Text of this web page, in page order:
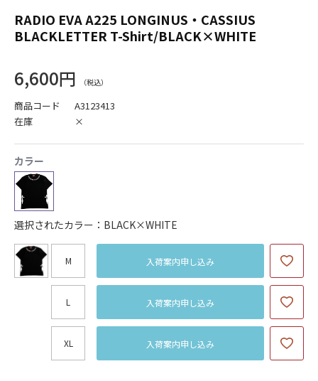
RADIO EVA A225 LONGINUS・CASSIUS
BLACKLETTER T-Shirt/BLACK×WHITE
6,600円
商品コード
A3123413
在庫
×
カラー
選択されたカラー：BLACK×WHITE
M 入荷案内申し込み
L 入荷案内申し込み
XL 入荷案内申し込み